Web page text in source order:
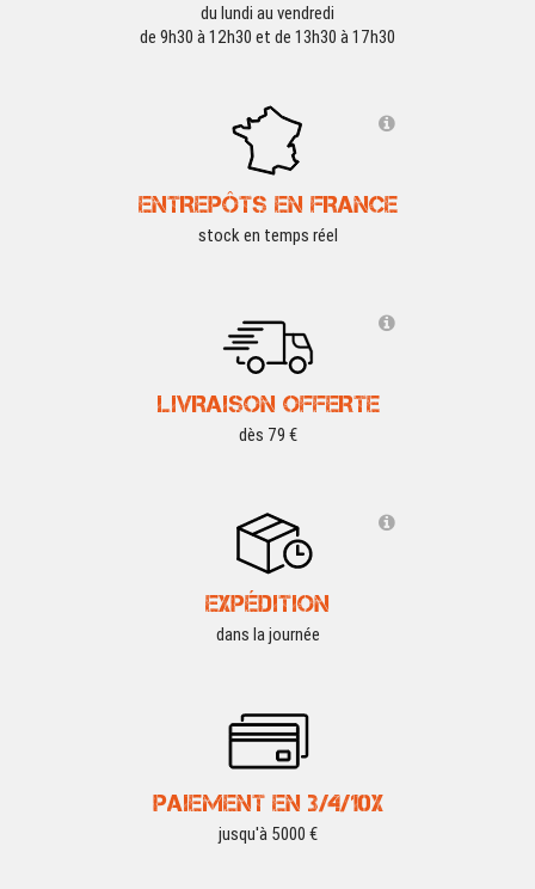
du lundi au vendredi
de 9h30 à 12h30 et de 13h30 à 17h30
ENTREPÔTS EN FRANCE
stock en temps réel
LIVRAISON OFFERTE
dès 79 €
EXPÉDITION
dans la journée
PAIEMENT EN 3/4/10X
jusqu'à 5000 €